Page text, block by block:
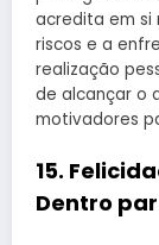
acredita em si
riscos e a
realização
de alcançar o
motivadores
15.
Dentro